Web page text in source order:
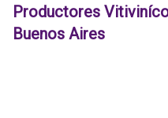
Productores
Buenos Aires